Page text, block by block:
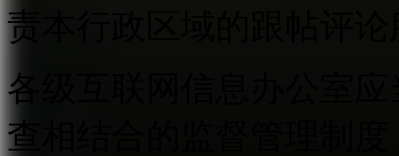
责本行政区域的跟帖评
各级互联网信息办公室
查相结合的监督管理制